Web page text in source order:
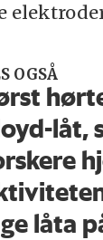
OGSÅ
låt,
låta